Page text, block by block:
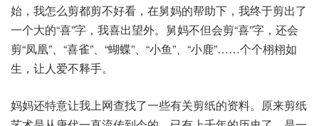
始，我怎么剪都剪不好看，在舅妈的帮助下，我终于剪出了
一个大的“喜”字，我喜出望外。舅妈不但会剪“喜”字，还会
剪“凤凰”、“喜雀”、“蝴蝶”、“小鱼”、“小鹿”……个个栩栩如
生，让人爱不释手。
妈妈还特意让我上网查找了一些有关剪纸的资料。原来剪纸